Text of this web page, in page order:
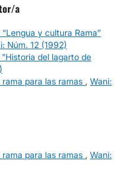
a
y cultura Rama”
Núm. 12 (1992)
del lagarto de
rama para las ramas , Wani:
rama para las ramas , Wani: